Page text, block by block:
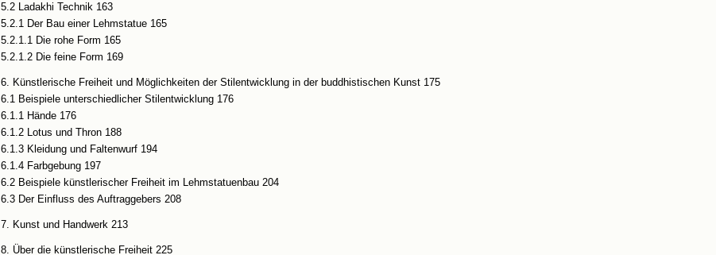
5.2 Ladakhi Technik 163
5.2.1 Der Bau einer Lehmstatue 165
5.2.1.1 Die rohe Form 165
5.2.1.2 Die feine Form 169
6. Künstlerische Freiheit und Möglichkeiten der Stilentwicklung in der buddhistischen Kunst 175
6.1 Beispiele unterschiedlicher Stilentwicklung 176
6.1.1 Hände 176
6.1.2 Lotus und Thron 188
6.1.3 Kleidung und Faltenwurf 194
6.1.4 Farbgebung 197
6.2 Beispiele künstlerischer Freiheit im Lehmstatuenbau 204
6.3 Der Einfluss des Auftraggebers 208
7. Kunst und Handwerk 213
8. Über die künstlerische Freiheit 225